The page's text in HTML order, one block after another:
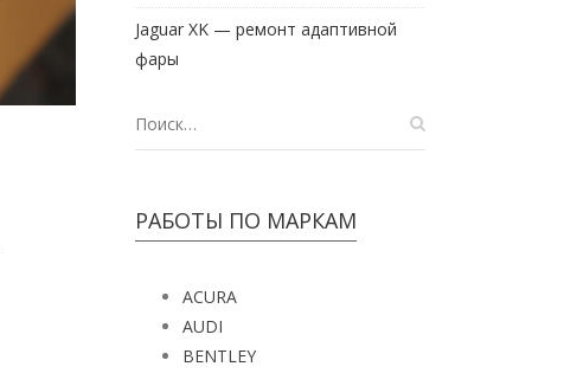
Jaguar XK — ремонт адаптивной
фары
РАБОТЫ ПО МАРКАМ
ACURA
AUDI
BENTLEY